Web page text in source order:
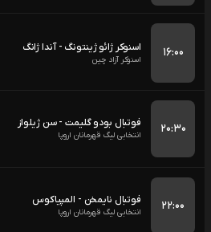
۱۶:۰۰ اسنوکر ژائو ژینتونگ - آندا ژانگ
اسنوکر آزاد چین
۲۰:۳۰ فوتبال بودو گلیمت - سن ژیلواز
انتخابی لیگ قهرمانان اروپا
۲۲:۰۰ فوتبال نایمخن - المپیاکوس
انتخابی لیگ قهرمانان اروپا